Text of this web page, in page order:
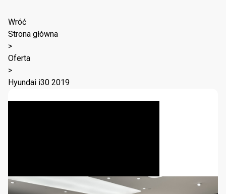
Wróć
Strona główna
>
Oferta
>
Hyundai i30 2019